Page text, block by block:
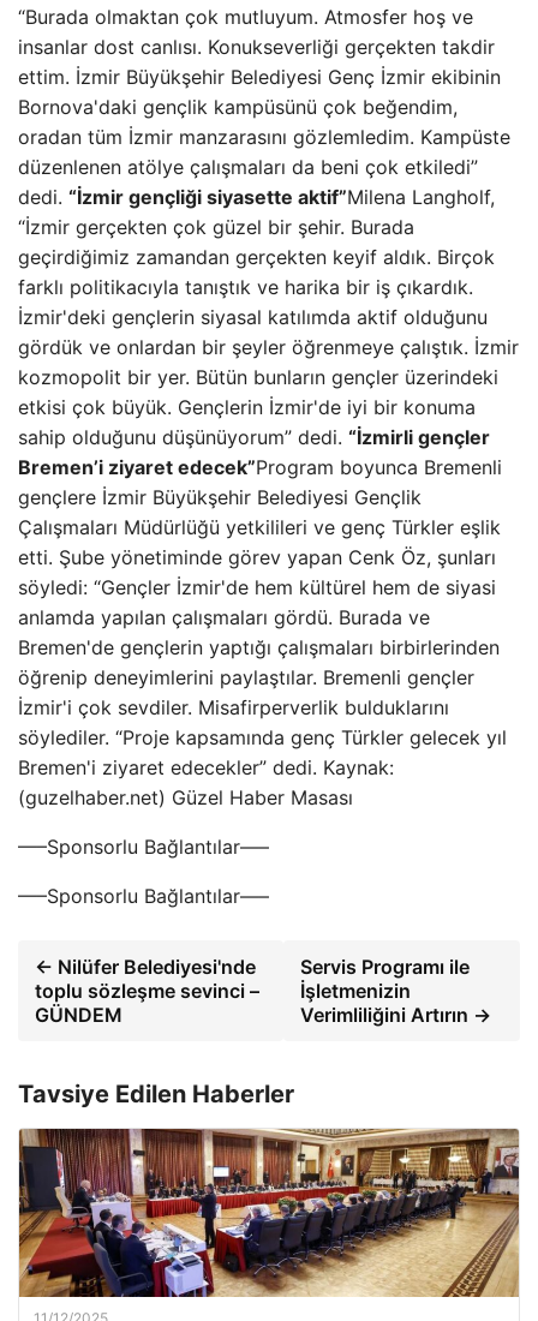
“Burada olmaktan çok mutluyum. Atmosfer hoş ve
insanlar dost canlısı. Konukseverliği gerçekten takdir
ettim. İzmir Büyükşehir Belediyesi Genç İzmir ekibinin
Bornova'daki gençlik kampüsünü çok beğendim,
oradan tüm İzmir manzarasını gözlemledim. Kampüste
düzenlenen atölye çalışmaları da beni çok etkiledi”
dedi. “İzmir gençliği siyasette aktif”Milena Langholf,
“İzmir gerçekten çok güzel bir şehir. Burada
geçirdiğimiz zamandan gerçekten keyif aldık. Birçok
farklı politikacıyla tanıştık ve harika bir iş çıkardık.
İzmir'deki gençlerin siyasal katılımda aktif olduğunu
gördük ve onlardan bir şeyler öğrenmeye çalıştık. İzmir
kozmopolit bir yer. Bütün bunların gençler üzerindeki
etkisi çok büyük. Gençlerin İzmir'de iyi bir konuma
sahip olduğunu düşünüyorum” dedi. “İzmirli gençler
Bremen’i ziyaret edecek”Program boyunca Bremenli
gençlere İzmir Büyükşehir Belediyesi Gençlik
Çalışmaları Müdürlüğü yetkilileri ve genç Türkler eşlik
etti. Şube yönetiminde görev yapan Cenk Öz, şunları
söyledi: “Gençler İzmir'de hem kültürel hem de siyasi
anlamda yapılan çalışmaları gördü. Burada ve
Bremen'de gençlerin yaptığı çalışmaları birbirlerinden
öğrenip deneyimlerini paylaştılar. Bremenli gençler
İzmir'i çok sevdiler. Misafirperverlik bulduklarını
söylediler. “Proje kapsamında genç Türkler gelecek yıl
Bremen'i ziyaret edecekler” dedi. Kaynak:
(guzelhaber.net) Güzel Haber Masası
—–Sponsorlu Bağlantılar—–
—–Sponsorlu Bağlantılar—–
← Nilüfer Belediyesi'nde
toplu sözleşme sevinci –
GÜNDEM
Servis Programı ile
İşletmenizin
Verimliliğini Artırın →
Tavsiye Edilen Haberler